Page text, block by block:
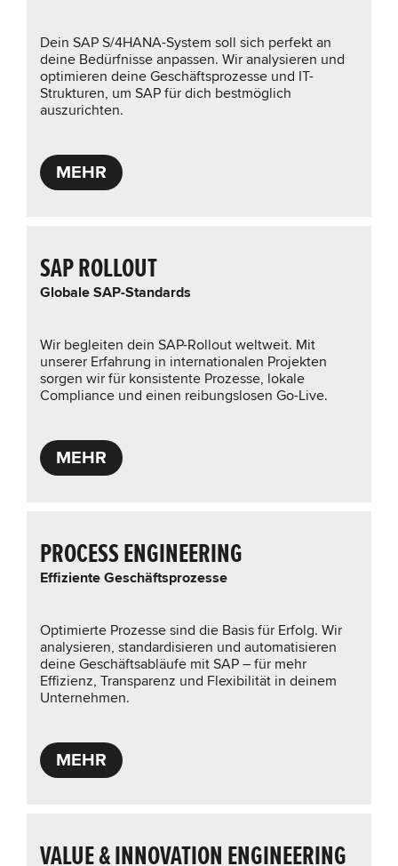
Dein SAP S/4HANA-System soll sich perfekt an
deine Bedürfnisse anpassen. Wir analysieren und
optimieren deine Geschäftsprozesse und IT-
Strukturen, um SAP für dich bestmöglich
auszurichten.
MEHR
SAP ROLLOUT
Globale SAP-Standards
Wir begleiten dein SAP-Rollout weltweit. Mit
unserer Erfahrung in internationalen Projekten
sorgen wir für konsistente Prozesse, lokale
Compliance und einen reibungslosen Go-Live.
MEHR
PROCESS ENGINEERING
Effiziente Geschäftsprozesse
Optimierte Prozesse sind die Basis für Erfolg. Wir
analysieren, standardisieren und automatisieren
deine Geschäftsabläufe mit SAP – für mehr
Effizienz, Transparenz und Flexibilität in deinem
Unternehmen.
MEHR
VALUE & INNOVATION ENGINEERING